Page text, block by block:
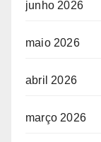
junho 2026
maio 2026
abril 2026
março 2026